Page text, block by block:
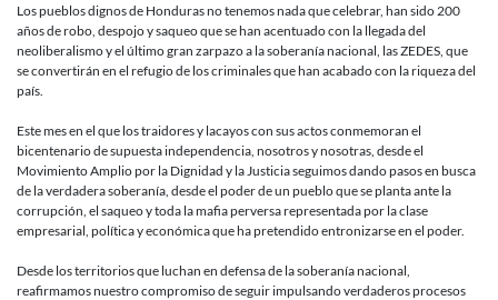
Los pueblos dignos de Honduras no tenemos nada que celebrar, han sido 200
años de robo, despojo y saqueo que se han acentuado con la llegada del
neoliberalismo y el último gran zarpazo a la soberanía nacional, las ZEDES, que
se convertirán en el refugio de los criminales que han acabado con la riqueza del
país.
Este mes en el que los traidores y lacayos con sus actos conmemoran el
bicentenario de supuesta independencia, nosotros y nosotras, desde el
Movimiento Amplio por la Dignidad y la Justicia seguimos dando pasos en busca
de la verdadera soberanía, desde el poder de un pueblo que se planta ante la
corrupción, el saqueo y toda la mafia perversa representada por la clase
empresarial, política y económica que ha pretendido entronizarse en el poder.
Desde los territorios que luchan en defensa de la soberanía nacional,
reafirmamos nuestro compromiso de seguir impulsando verdaderos procesos